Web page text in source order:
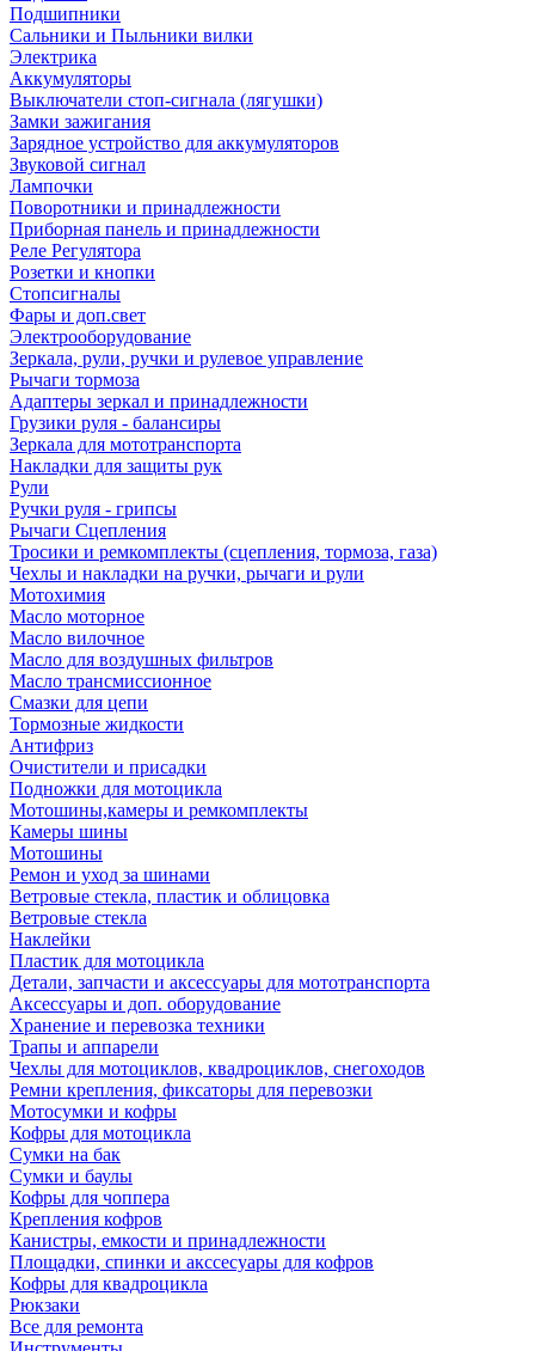
Подшипники
Сальники и Пыльники вилки
Электрика
Аккумуляторы
Выключатели стоп-сигнала (лягушки)
Замки зажигания
Зарядное устройство для аккумуляторов
Звуковой сигнал
Лампочки
Поворотники и принадлежности
Приборная панель и принадлежности
Реле Регулятора
Розетки и кнопки
Стопсигналы
Фары и доп.свет
Электрооборудование
Зеркала, рули, ручки и рулевое управление
Рычаги тормоза
Адаптеры зеркал и принадлежности
Грузики руля - балансиры
Зеркала для мототранспорта
Накладки для защиты рук
Рули
Ручки руля - грипсы
Рычаги Сцепления
Тросики и ремкомплекты (сцепления, тормоза, газа)
Чехлы и накладки на ручки, рычаги и рули
Мотохимия
Масло моторное
Масло вилочное
Масло для воздушных фильтров
Масло трансмиссионное
Смазки для цепи
Тормозные жидкости
Антифриз
Очистители и присадки
Подножки для мотоцикла
Мотошины,камеры и ремкомплекты
Камеры шины
Мотошины
Ремон и уход за шинами
Ветровые стекла, пластик и облицовка
Ветровые стекла
Наклейки
Пластик для мотоцикла
Детали, запчасти и аксессуары для мототранспорта
Аксессуары и доп. оборудование
Хранение и перевозка техники
Трапы и аппарели
Чехлы для мотоциклов, квадроциклов, снегоходов
Ремни крепления, фиксаторы для перевозки
Мотосумки и кофры
Кофры для мотоцикла
Сумки на бак
Сумки и баулы
Кофры для чоппера
Крепления кофров
Канистры, емкости и принадлежности
Площадки, спинки и акссесуары для кофров
Кофры для квадроцикла
Рюкзаки
Все для ремонта